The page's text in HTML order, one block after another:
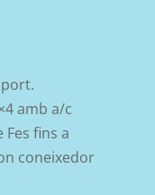
amb a/c
fins a
coneixedor